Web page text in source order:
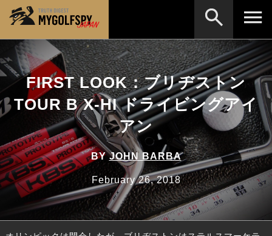
FIRST LOOK：ブリヂストン
TOUR B X‐HI ドライビングアイ
アン
BYJOHN BARBA
February 26, 2018
MOST WANTED テストランキング
NEW RELEASES 新製品情報
HOW TO ゴルフ上達・実践テクニック
LAB テスト・データ検証
Golf News ゴルフニュース
REVIEWS 製品レビュー
ドライバー
※メーカー名やクラブ名など、検索したい事柄を入
力してください。
検索